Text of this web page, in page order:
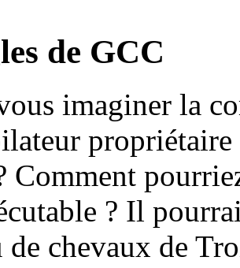
de GCC
imaginer la
propriétaire
Comment
? Il
chevaux de